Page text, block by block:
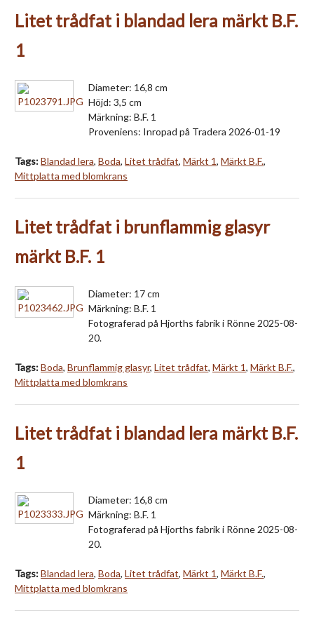
Litet trådfat i blandad lera märkt B.F.
1
Diameter: 16,8 cm
Höjd: 3,5 cm
Märkning: B.F. 1
Proveniens: Inropad på Tradera 2026-01-19
Tags:Blandad lera, Boda, Litet trådfat, Märkt 1, Märkt B.F.,
Mittplatta med blomkrans
Litet trådfat i brunflammig glasyr
märkt B.F. 1
Diameter: 17 cm
Märkning: B.F. 1
Fotograferad på Hjorths fabrik i Rönne 2025-08-
20.
Tags:Boda, Brunflammig glasyr, Litet trådfat, Märkt 1, Märkt B.F.,
Mittplatta med blomkrans
Litet trådfat i blandad lera märkt B.F.
1
Diameter: 16,8 cm
Märkning: B.F. 1
Fotograferad på Hjorths fabrik i Rönne 2025-08-
20.
Tags:Blandad lera, Boda, Litet trådfat, Märkt 1, Märkt B.F.,
Mittplatta med blomkrans